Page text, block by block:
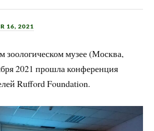
16, 2021
зоологическом музее (Москва,
2021 прошла конференция
Rufford Foundation.